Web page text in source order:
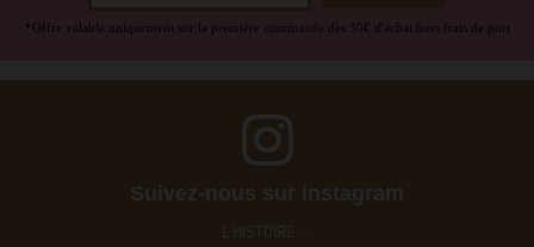
*Offre valable uniquement sur la première commande dès 30€ d'achat hors frais de port
Suivez-nous sur instagram
L'HISTOIRE ....